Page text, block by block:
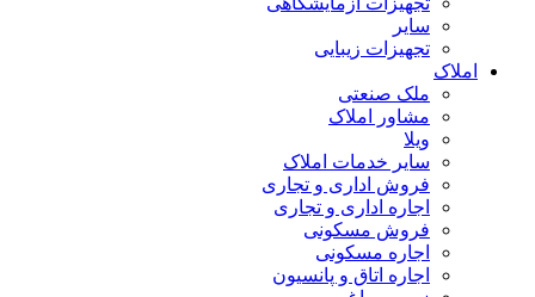
سایر
تجهیزات زیبایی
املاک
ملک صنعتی
مشاور املاک
ویلا
سایر خدمات املاک
فروش اداری و تجاری
اجاره اداری و تجاری
فروش مسکونی
اجاره مسکونی
اجاره اتاق و پانسیون